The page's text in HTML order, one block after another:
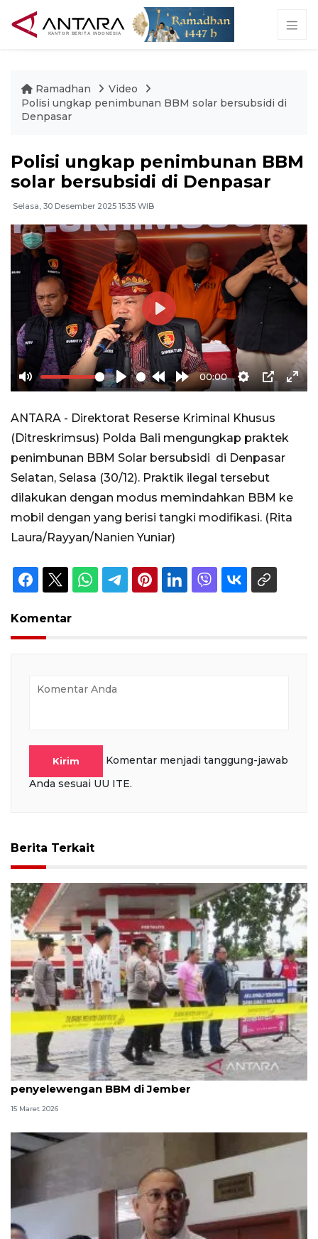
Ramadhan
Video
Polisi ungkap penimbunan BBM solar bersubsidi di
Denpasar
Polisi ungkap penimbunan BBM
solar bersubsidi di Denpasar
Selasa, 30 Desember 2025 15:35 WIB
Mute Play
RewindForward
10s
00:00
Settings
PIP
Play
ANTARA - Direktorat Reserse Kriminal Khusus
(Ditreskrimsus) Polda Bali mengungkap praktek
penimbunan BBM Solar bersubsidi di Denpasar
Selatan, Selasa (30/12). Praktik ilegal tersebut
dilakukan dengan modus memindahkan BBM ke
mobil dengan yang berisi tangki modifikasi. (Rita
Laura/Rayyan/Nanien Yuniar)
Komentar
Kirim
Komentar menjadi tanggung-jawab
Anda sesuai UU ITE.
Berita Terkait
Anggota DPR RI minta polisi usut tuntas
penyelewengan BBM di Jember
15 Maret 2026